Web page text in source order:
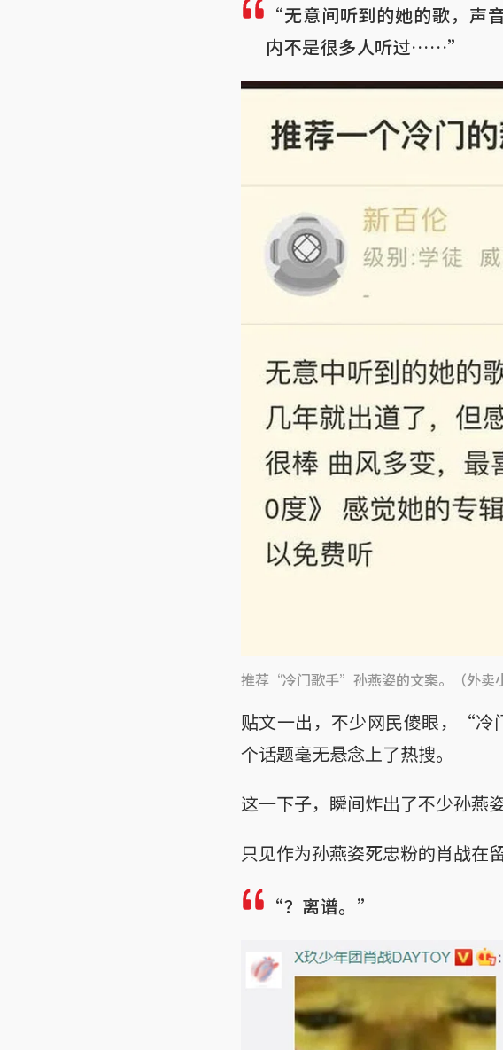
“无意间听到的她的歌，声
内不是很多人听过……”
推荐“冷门歌手”孙燕姿的文案。（外卖
贴文一出，不少网民傻眼，“冷
个话题毫无悬念上了热搜。
这一下子，瞬间炸出了不少孙燕
只见作为孙燕姿死忠粉的肖战在
“？离谱。”